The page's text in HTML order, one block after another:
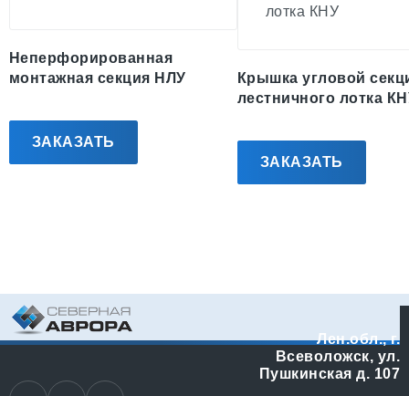
Неперфорированная
монтажная секция НЛУ
ЗАКАЗАТЬ
Крышка угловой
лестничного лотка
ЗАКАЗАТЬ
Лен.обл., г.
Всеволожск, ул.
Пушкинская д. 107